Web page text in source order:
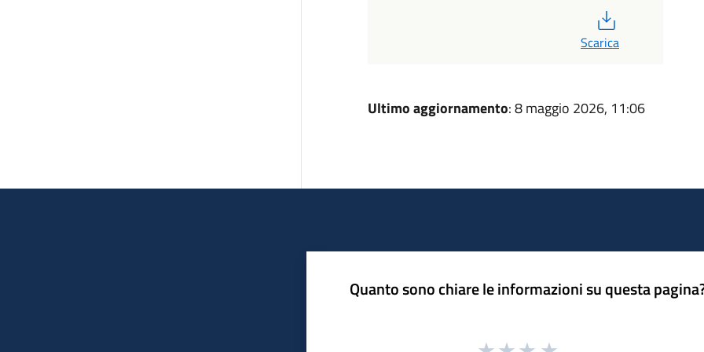
Scarica
Ultimo aggiornamento: 8 maggio 2026, 11:06
Quanto sono chiare le informazioni su questa